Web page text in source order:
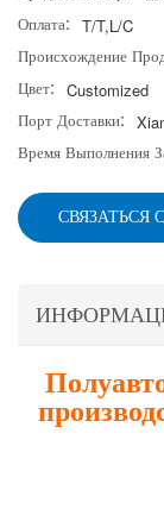
Оплата: T/T,L/C
Происхождение
Цвет: Customized
Порт Доставки:
Время Выполнения
СВЯЗАТЬСЯ